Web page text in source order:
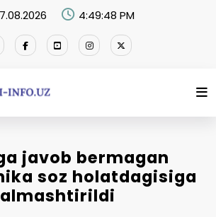
4:49:48 PM
javob bermagan
soz holatdagisiga
almashtirildi